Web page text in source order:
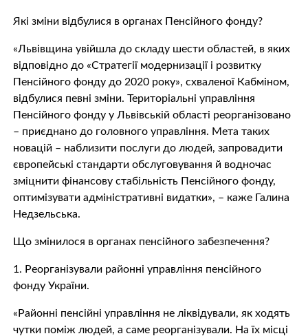
Які зміни відбулися в органах Пенсійного фонду?
«Львівщина увійшла до складу шести областей, в яких
відповідно до «Стратегії модернизації і розвитку
Пенсійного фонду до 2020 року», схваленої Кабміном,
відбулися певні зміни. Територіальні управління
Пенсійного фонду у Львівській області реорганізовано
– приєднано до головного управління. Мета таких
новацій – наблизити послуги до людей, запровадити
європейські стандарти обслуговування й водночас
зміцнити фінансову стабільність Пенсійного фонду,
оптимізувати адміністративні видатки», – каже Галина
Недзельська.
Що змінилося в органах пенсійного забезпечення?
1. Реорганізували районні управління пенсійного
фонду України.
«Районні пенсійні управління не ліквідували, як ходять
чутки поміж людей, а саме реорганізували. На їх місці